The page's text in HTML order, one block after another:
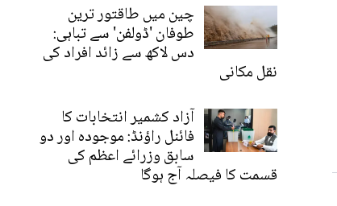
چین میں طاقتور ترین
طوفان 'ڈولفن' سے تباہی:
دس لاکھ سے زائد افراد کی
نقل مکانی
آزاد کشمیر انتخابات کا
فائنل راؤنڈ: موجودہ اور دو
سابق وزرائے اعظم کی
قسمت کا فیصلہ آج ہوگا